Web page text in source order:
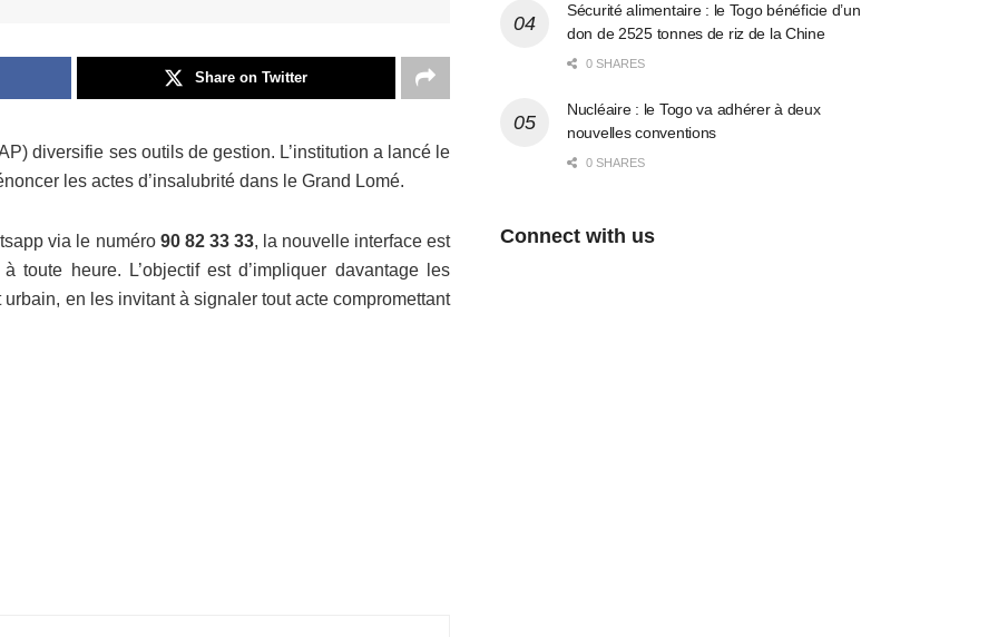
Share on Twitter
diversifie ses outils de gestion. L’institution a lancé le
les actes d’insalubrité dans le Grand Lomé.
via le numéro 90 82 33 33, la nouvelle interface est
heure. L’objectif est d’impliquer davantage les
en les invitant à signaler tout acte compromettant
Sécurité alimentaire : le Togo bénéficie d’un
don de 2525 tonnes de riz de la Chine
0 SHARES
Nucléaire : le Togo va adhérer à deux
nouvelles conventions
0 SHARES
Connect with us